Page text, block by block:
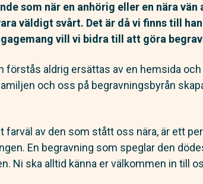
som när en anhörig eller en nära
väldigt svårt. Det är då vi finns till
vill vi bidra till att göra
förstås aldrig ersättas av en hemsida
och oss på begravningsbyrån
av den som stått oss nära, är ett
En begravning som speglar den
Ni ska alltid känna er välkommen in till